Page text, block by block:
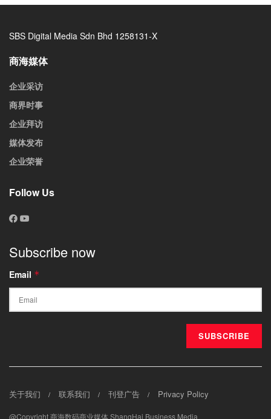
SBS Digital Media Sdn Bhd 1258131-X
商海媒体
企业采访
商界时事
企业拜访
媒体发布
企业荣誉
Follow Us
Subscribe now
Email *
关于我们 联系我们 刊登广告 Privacy Policy
@Copyright 商海数码商业媒体 ShangHai Business Media